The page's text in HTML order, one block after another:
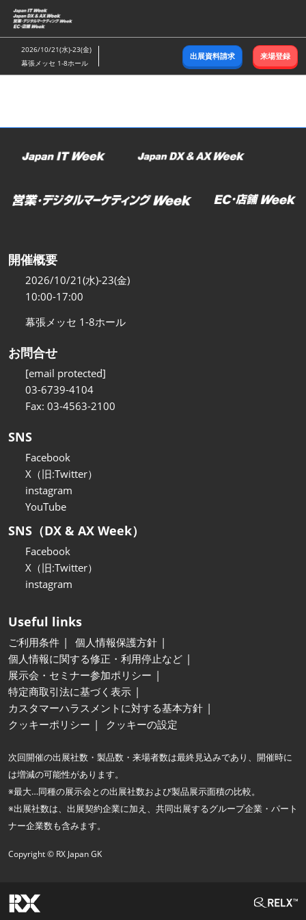
ス
キ
ッ
し
む
2026/10/21(水)-23(金)
幕張メッセ 1-8ホール
出展資料請求 来場登録
開催概要
2026/10/21(水)-23(金)
10:00-17:00
幕張メッセ 1-8ホール
お問合せ
[email protected]
03-6739-4104
Fax: 03-4563-2100
SNS
Facebook
X（旧:Twitter）
instagram
YouTube
SNS（DX & AX Week）
Facebook
X（旧:Twitter）
instagram
Useful links
ご利用条件
個人情報保護方針
個人情報に関する修正・利用停止など
展示会・セミナー参加ポリシー
特定商取引法に基づく表示
カスタマーハラスメントに対する基本方針
クッキーポリシー
クッキーの設定
次回開催の出展社数・製品数・来場者数は最終見込みであり、開催時に
は増減の可能性があります。
※最大…同種の展示会との出展社数および製品展示面積の比較。
※出展社数は、出展契約企業に加え、共同出展するグループ企業・パート
ナー企業数も含みます。
Copyright © RX Japan GK